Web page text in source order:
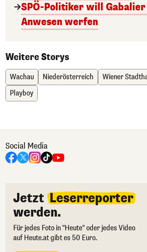
SPÖ-Politiker will Gabalier
Anwesen werfen
Weitere Storys
Wachau Niederösterreich Wiener
Playboy
Social Media
Jetzt Leserreporter
werden.
Für jedes Foto in "Heute" oder jedes Video
auf Heute.at gibt es 50 Euro.